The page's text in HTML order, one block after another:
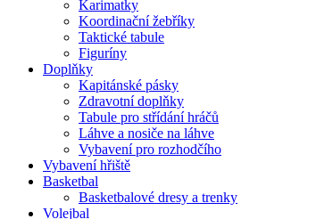
Karimatky
Koordinační žebříky
Taktické tabule
Figuríny
Doplňky
Kapitánské pásky
Zdravotní doplňky
Tabule pro střídání hráčů
Láhve a nosiče na láhve
Vybavení pro rozhodčího
Vybavení hřiště
Basketbal
Basketbalové dresy a trenky
Volejbal